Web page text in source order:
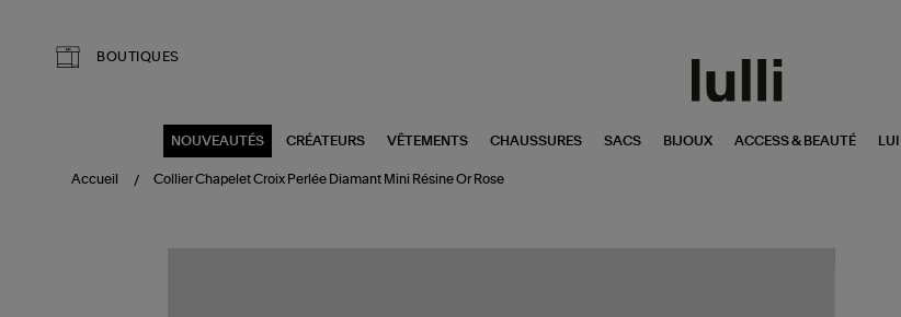
BOUTIQUES
NOUVEAUTÉS CRÉATEURS VÊTEMENTS CHAUSSURES SACS BIJOUX ACCESS & BEAUTÉ LUI
Accueil Collier Chapelet Croix Perlée Diamant Mini Résine Or Rose